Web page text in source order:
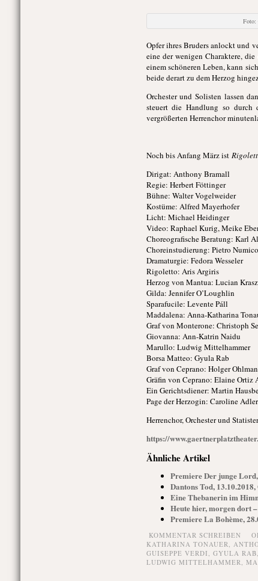
Foto:
Opfer ihres Bruders anlockt und
eine der wenigen Charaktere,
einem schöneren Leben, kann
beide derart zu dem Herzog
Orchester und Solisten lassen
steuert die Handlung so durch
vergrößerten Herrenchor
Noch bis Anfang März ist
Dirigat: Anthony Bramall
Regie: Herbert Föttinger
Bühne: Walter Vogelweider
Kostüme: Alfred Mayerhofer
Licht: Michael Heidinger
Video: Raphael Kurig, Meike
Choreografische Beratung: Karl
Choreinstudierung: Pietro Numico
Dramaturgie: Fedora Wesseler
Rigoletto: Aris Argiris
Herzog von Mantua: Lucian
Gilda: Jennifer O’Loughlin
Sparafucile: Levente Páll
Maddalena: Anna-Katharina
Graf von Monterone: Christoph
Giovanna: Ann-Katrin Naidu
Marullo: Ludwig Mittelhammer
Borsa Matteo: Gyula Rab
Graf von Ceprano: Holger
Gräfin von Ceprano: Elaine Ortiz
Ein Gerichtsdiener: Martin
Page der Herzogin: Caroline Adler
Herrenchor, Orchester und
https://
Ähnliche Artikel
Premiere Der junge
Dantons Tod,
Eine Thebanerin im
Heute hier, morgen dort
Premiere La Bohème,
KOMMENTAR SCHREIBEN
KATHARINA TONAUER,
GUISEPPE VERDI, GYULA RAB,
LUDWIG MITTELHAMMER,